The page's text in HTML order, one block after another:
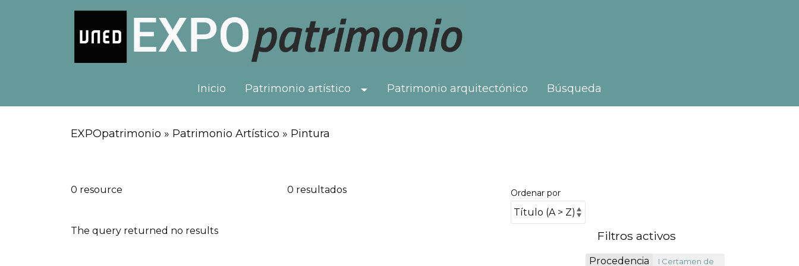
Inicio Patrimonio artístico Toggle Dropdown
Patrimonio arquitectónico Búsqueda
EXPOpatrimonio » Patrimonio Artístico » Pintura
0 resource 0 resultados Ordenar por
The query returned no results Filtros activos
Procedencia I Certamen de